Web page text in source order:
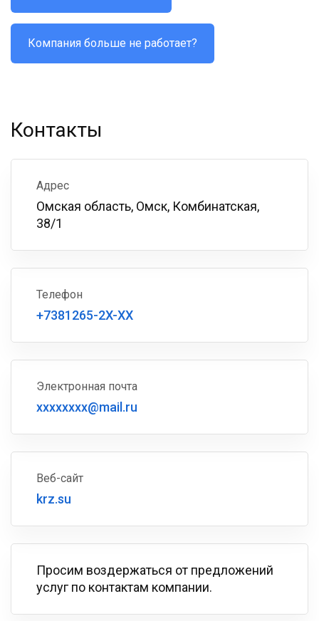
Компания больше не работает?
Контакты
Адрес
Омская область, Омск, Комбинатская,
38/1
Телефон
+7381265-2X-XX
Электронная почта
xxxxxxxx@mail.ru
Веб-сайт
krz.su
Просим воздержаться от предложений
услуг по контактам компании.